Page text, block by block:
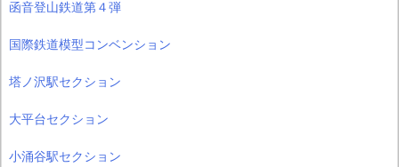
函音登山鉄道第４弾
国際鉄道模型コンベンション
塔ノ沢駅セクション
大平台セクション
小涌谷駅セクション